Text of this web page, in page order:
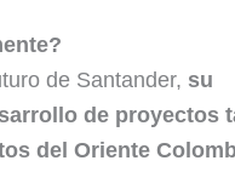
de Santander, su
de proyectos
del Oriente